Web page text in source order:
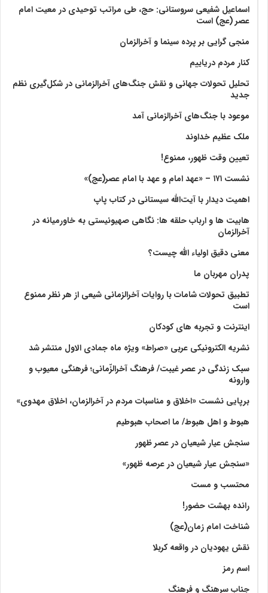
اسماعیل شفیعی سروستانی: حج، طی مراتب توحیدی در معیت امام
عصر (عج) است
منجی گرایی بر پرده سینما و آخرالزمان
کنار مردم دریاییم
تحلیل تحولات جهانی و نقش جنگ‌های آخرالزمانی در شکل‌گیری نظم
جدید
موعود با جنگ‌های آخرالزمانی آمد
ملک عظیم خداوند
تعیین وقت ظهور، ممنوع!
نشست ۱۷۱ – «عهد امام و عهد با امام عصر(عج)»
اهمیت دیدار با آیت‌الله سیستانی در کتاب پاپ
هابیت ها و ارباب حلقه ها: نگاهی صهیونیستی به خاورمیانه در
آخرالزمان
معنی دقیق اولیاء الله چیست؟
پدران مهربان ما
تطبیق تحولات شامات با روایات آخرالزمانی شیعی از هر نظر ممنوع
است
اینترنت و تجربه های کودکان
نشریه الکترونیکی عربی «صراط» ویژه ماه جمادی الاول منتشر شد
سبک زندگی در عصر غیبت/ فرهنگ آخرالزّمانی؛ فرهنگی معیوب و
وارونه
برپایی نشست «اخلاق و مناسبات مردم در آخرالزمان، اخلاق مهدوی»
هبوط و اهل هبوط/ ما اصحاب هبوطیم
سنجش عیار شیعیان در عصر ظهور
«سنجش عیار شیعیان در عرصه ظهور»
محتسب و مست
رانده بهشت‌ حضور!
شناخت امام زمان(عج)
نقش یهودیان در واقعه کربلا
اسم رمز
جناب سرهنگ و فرهنگ